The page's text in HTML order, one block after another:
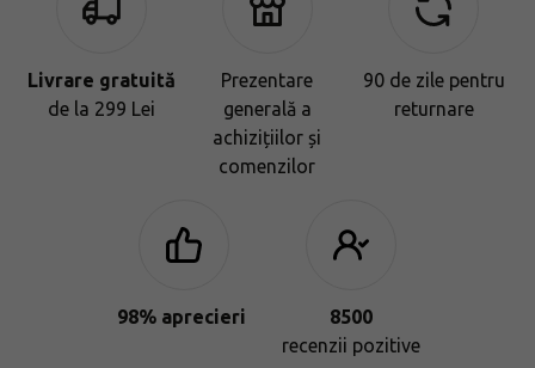
Livrare gratuită
de la 299 Lei
Prezentare
generală a
achizițiilor și
comenzilor
90 de zile pentru
returnare
98% aprecieri
8500
recenzii pozitive